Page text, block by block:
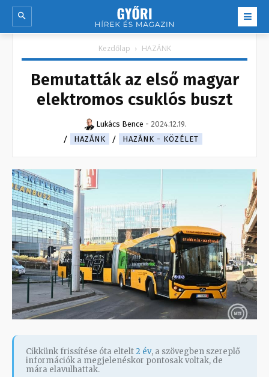
Kezdőlap HAZÁNK
Bemutatták az első magyar
elektromos csuklós buszt
Lukács Bence - 2024.12.19.
HAZÁNK
HAZÁNK - KÖZÉLET
Cikkünk frissítése óta eltelt2 év, a szövegben szereplő
információk a megjelenéskor pontosak voltak, de
mára elavulhattak.